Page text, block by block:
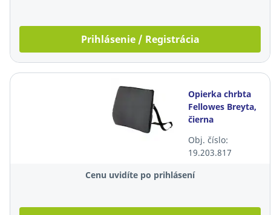
Prihlásenie / Registrácia
Opierka chrbta
Fellowes Breyta,
čierna
Obj. číslo:
19.203.817
Cenu uvidíte po prihlásení